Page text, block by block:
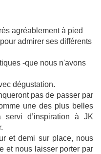
agréablement à pied
admirer ses différents
-que nous n'avons
dégustation.
pas de passer par
une des plus belles
d’inspiration à JK
et demi sur place, nous
et nous laisser porter par